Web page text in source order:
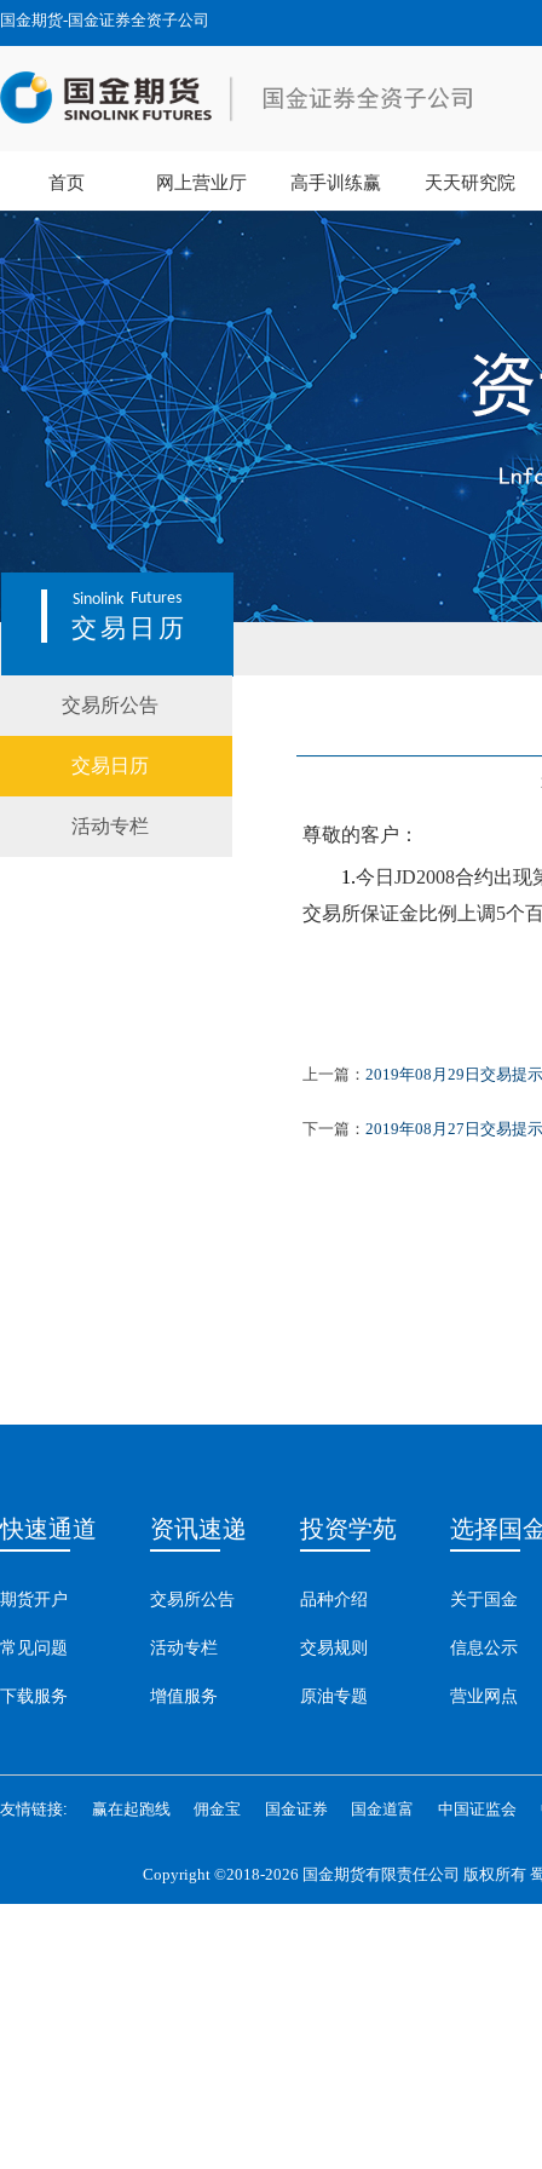
国金期货-国金证券全资子公司
首页 网上营业厅 高手训练赢 天天研究院
Sinolink Futures
交易日历
交易所公告
交易日历
活动专栏 尊敬的客户：
1 .今日 JD2008合约出现
交易所保证金比例上调5个
上一篇： 2019年08月29日交易提示
下一篇： 2019年08月27日交易提示
快速通道
期货开户
常见问题
下载服务
资讯速递
交易所公告
活动专栏
增值服务
投资学苑
品种介绍
交易规则
原油专题
选择国
关于国金
信息公示
营业网点
友情链接: 赢在起跑线 佣金宝 国金证券 国金道富 中国证监会
Copyright ©2018-2026 国金期货有限责任公司 版权所有